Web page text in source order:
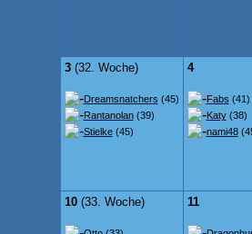
3(32. Woche)
Dreamsnatchers (45)
Rantanolan(39)
Stielke(45)
4
Fabs (41)
Katy(38)
nami48
10(33. Woche) 11